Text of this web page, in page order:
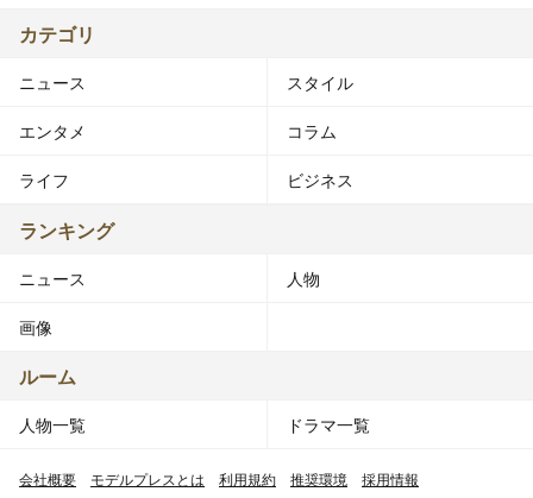
カテゴリ
ニュース スタイル
エンタメ コラム
ライフ ビジネス
ランキング
ニュース 人物
画像
ルーム
人物一覧 ドラマ一覧
会社概要 モデルプレスとは 利用規約 推奨環境 採用情報